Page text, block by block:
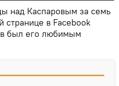
над Каспаровым за семь
странице в Facebook
был его любимым